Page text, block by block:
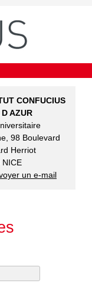
CONFUCIUS
AZUR
98 Boulevard
Herriot
NICE
un e-mail